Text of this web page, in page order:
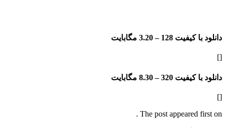
دانلود با کیفیت 128 – 3.20 مگابایت
[]
دانلود با کیفیت 320 – 8.30 مگابایت
[]
The post appeared first on .